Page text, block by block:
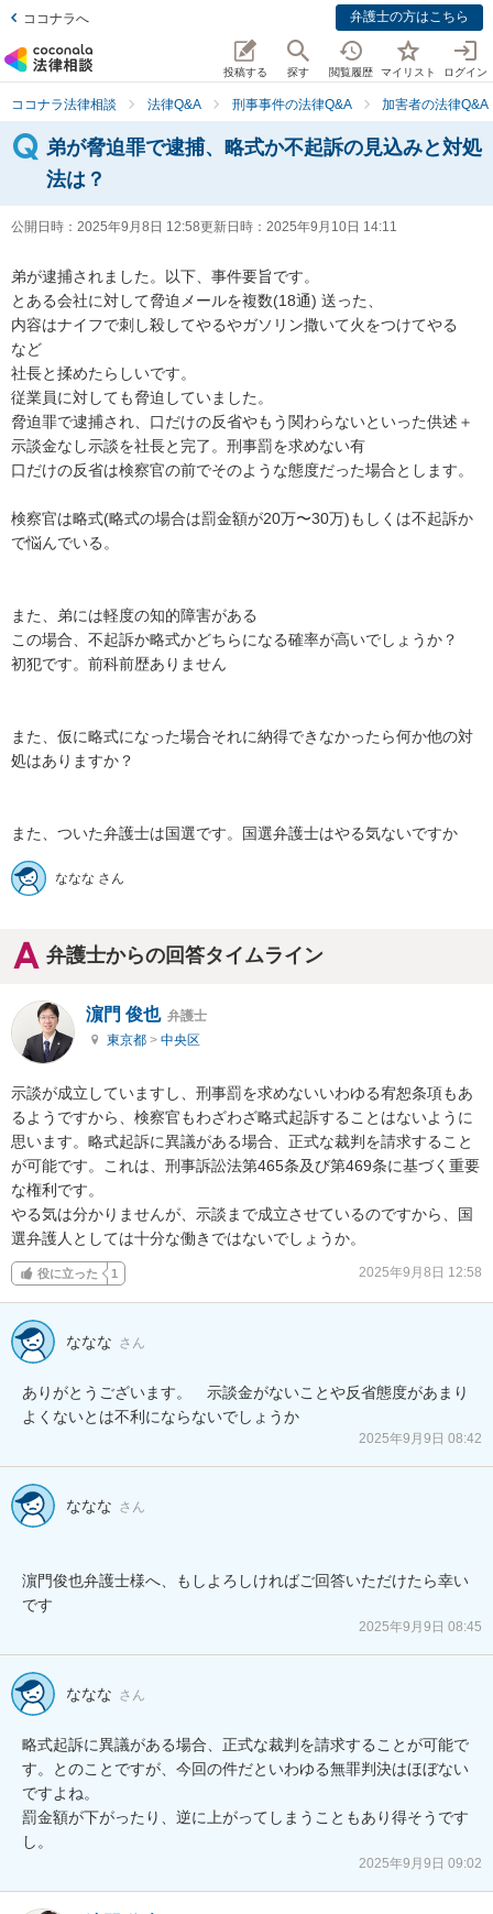
ココナラへ 弁護士の方はこちら
投稿する 探す 閲覧履歴 マイリスト ログイン
ココナラ法律相談 法律Q&A 刑事事件の法律Q&A 加害者の法律Q&A
弟が脅迫罪で逮捕、略式か不起訴の見込みと対処
法は？
公開日時： 2025年9月8日 12:58更新日時： 2025年9月10日 14:11
弟が逮捕されました。以下、事件要旨です。
とある会社に対して脅迫メールを複数(18通) 送った、
内容はナイフで刺し殺してやるやガソリン撒いて火をつけてやる
など
社長と揉めたらしいです。
従業員に対しても脅迫していました。
脅迫罪で逮捕され、口だけの反省やもう関わらないといった供述＋
示談金なし示談を社長と完了。刑事罰を求めない有
口だけの反省は検察官の前でそのような態度だった場合とします。
検察官は略式(略式の場合は罰金額が20万〜30万)もしくは不起訴か
で悩んでいる。
また、弟には軽度の知的障害がある
この場合、不起訴か略式かどちらになる確率が高いでしょうか？
初犯です。前科前歴ありません
また、仮に略式になった場合それに納得できなかったら何か他の対
処はありますか？
また、ついた弁護士は国選です。国選弁護士はやる気ないですか
ななな さん
弁護士からの回答タイムライン
濵門 俊也 弁護士
東京都 > 中央区
示談が成立していますし、刑事罰を求めないいわゆる宥恕条項もあ
るようですから、検察官もわざわざ略式起訴することはないように
思います。略式起訴に異議がある場合、正式な裁判を請求すること
が可能です。これは、刑事訴訟法第465条及び第469条に基づく重要
な権利です。
やる気は分かりませんが、示談まで成立させているのですから、国
選弁護人としては十分な働きではないでしょうか。
役に立った 1 2025年9月8日 12:58
ななな さん
ありがとうございます。　示談金がないことや反省態度があまり
よくないとは不利にならないでしょうか
2025年9月9日 08:42
ななな さん
濵門俊也弁護士様へ、もしよろしければご回答いただけたら幸い
2025年9月9日 08:45
ななな さん
略式起訴に異議がある場合、正式な裁判を請求することが可能で
す。とのことですが、今回の件だといわゆる無罪判決はほぼない
ですよね。
罰金額が下がったり、逆に上がってしまうこともあり得そうです
し。
2025年9月9日 09:02